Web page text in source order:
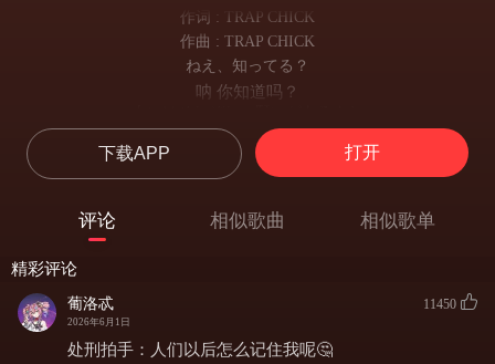
作词 : TRAP CHICK
作曲 : TRAP CHICK
ねえ、知ってる？
呐 你知道吗？
人各自都有着心愿呢
だから今、最高潮のヒット
所以如今有首热门金曲
讲述神灯精灵的故事
だけど実は
下载APP 打开
评论 相似歌曲 相似歌单
精彩评论
葡洛忒
2026年6月1日
11450
处刑拍手：人们以后怎么记住我呢🤔